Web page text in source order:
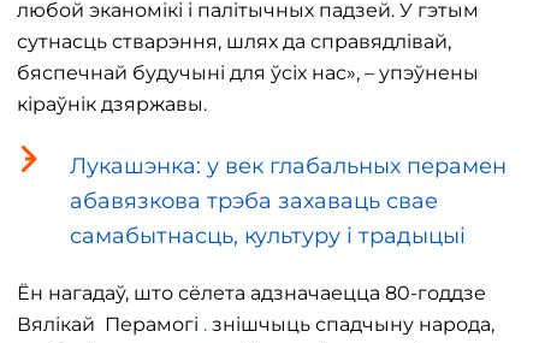
любой эканомікі і палітычных падзей. У гэтым
сутнасць стварэння, шлях да справядлівай,
бяспечнай будучыні для ўсіх нас», – упэўнены
кіраўнік дзяржавы.
Лукашэнка: у век глабальных перамен
абавязкова трэба захаваць свае
самабытнасць, культуру і традыцыі
Ён нагадаў, што сёлета адзначаецца 80-годдзе
Вялікай Перамогі . знішчыць спадчыну народа,